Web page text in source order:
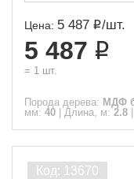
Цена: 5 487 /шт.
5 487
= 1 шт.
Порода дерева: МДФ
мм: 40 Длина, м: 2.8